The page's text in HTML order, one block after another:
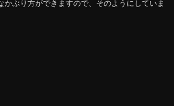
かぶり方ができますので、そのようにしていま